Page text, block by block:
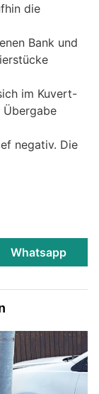
die
Bank und
im Kuvert-
Übergabe
negativ. Die
Whatsapp